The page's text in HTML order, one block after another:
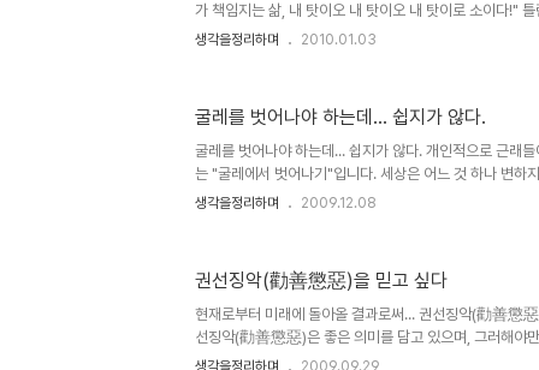
가 책임지는 삶, 내 탓이오 내 탓이오 내 탓이로 소이다!"
어 봐야할 말이라고 생각했습니다. ▲ 故 김수환 추기경님
시대와 식민시대, 그리고 독재를 거치며 모든 조건을 지닌
렇지 못한 민초들과 그환경을 뚫고 힘겹게 올라온 성공한?
생각을정리하며 2010.01.03
굴레를 벗어나야 하는데... 쉽지가 않다.
굴레를 벗어나야 하는데... 쉽지가 않다. 개인적으로 근래
는 "굴레에서 벗어나기"입니다. 세상은 어느 것 하나 변하
도로 바뀌어 간다는 역설적인 느낌도 한 몫을 하는 듯 합니
다. 그렇다고 이것이 항상 어느 특정한 사람.. 또는 나를 지
니다. 마치 배고파서 먹어야 하는 때와 맛을 느끼고 즐기기
생각을정리하며 2009.12.08
권선징악(勸善懲惡)을 믿고 싶다
현재로부터 미래에 돌아올 결과로써... 권선징악(勸善懲
선징악(勸善懲惡)은 좋은 의미를 담고 있으며, 그러해야
다. 그러니까. "그러해야만 한다."가 이 말의 핵심이라 할 수
생각을정리하며 2009.09.29